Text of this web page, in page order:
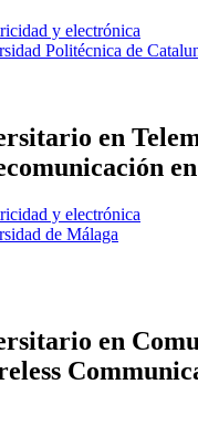
y electrónica
Politécnica de
en
y electrónica
de Málaga
en